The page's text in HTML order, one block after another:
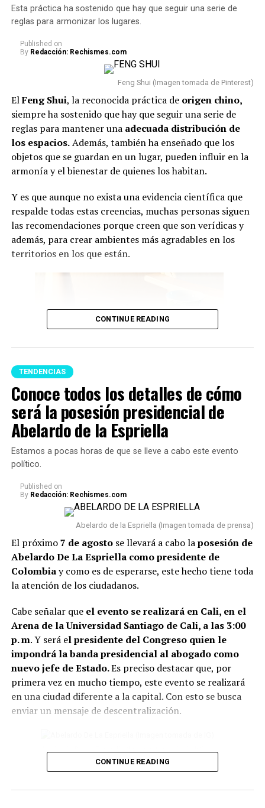
Esta práctica ha sostenido que hay que seguir una serie de
reglas para armonizar los lugares.
Published on
By Redacción: Rechismes.com
Feng Shui (Imagen tomada de Pinterest)
ElFeng Shui, la reconocida práctica deorigen chino,
siempre ha sostenido que hay que seguir una serie de
reglas para mantener unaadecuada distribución de
los espacios.Además, también ha enseñado que los
objetos que se guardan en un lugar, pueden influir en la
armonía y el bienestar de quienes los habitan.
Y es que aunque no exista una evidencia científica que
respalde todas estas creencias, muchas personas siguen
las recomendaciones porque creen que son verídicas y
además, para crear ambientes más agradables en los
territorios en los que están.
Feng Shui (Imagen tomada de Pinterest)
A continuación te presentamos algunos consejos,
respecto a qué
1. Uno de los principales reglas esevitar acumular
objetos rotos o dañados. Cosas como espejos partidos,
relojes que no funcionan o electrodomésticos sin
funcionamiento suelen asociarse con el estancamiento y
la dificultad para avanzar.
2. También se recomienda deshacerse de la ropa que
espacio innecesario en el closet, conservar estas
prendas pueden dificultar la sensación de renovación
del ambiente.
Lee también: Conoce todos los detalles de cómo
será la posesión presidencial de Abelardo de la
Espriella
Conservarlas puede significar perder vitalidad.
cama. Para el Feng Shui, este espacio debe permanecer
CONTINUE READING
TENDENCIAS
Conoce todos los detalles de cómo
será la posesión presidencial de
Abelardo de la Espriella
Estamos a pocas horas de que se lleve a cabo este evento
político.
Published on
By Redacción: Rechismes.com
Abelardo de la Espriella (Imagen tomada de prensa)
El próximo7 de agostose llevará a cabo laposesión de
Abelardo De La Espriella como presidente de
Colombiay como es de esperarse, este hecho tiene toda
la atención de los ciudadanos.
Cabe señalar que el evento se realizará en Cali, en el
Arena de la Universidad Santiago de Cali, a las 3:00
p. m. Y será el presidente del Congreso quien le
impondrá la banda presidencial al abogado como
nuevo jefe de Estado.Es preciso destacar que, por
primera vez en mucho tiempo, este evento se realizará
en una ciudad diferente a la capital. Con esto se busca
enviar un mensaje de descentralización.
internacionales estarán presentes, entre las que se
CONTINUE READING